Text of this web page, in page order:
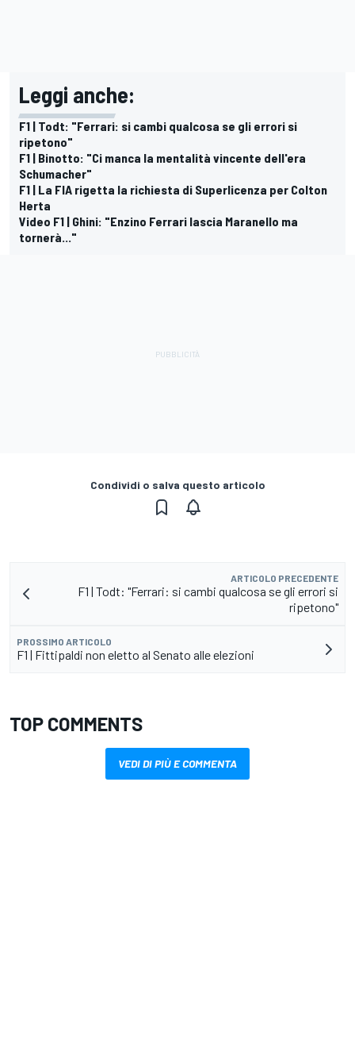
Leggi anche:
F1 | Todt: "Ferrari: si cambi qualcosa se gli errori si
ripetono"
F1 | Binotto: "Ci manca la mentalità vincente dell'era
Schumacher"
F1 | La FIA rigetta la richiesta di Superlicenza per Colton
Herta
Video F1 | Ghini: "Enzino Ferrari lascia Maranello ma
tornerà..."
Condividi o salva questo articolo
ARTICOLO PRECEDENTE
F1 | Todt: "Ferrari: si cambi qualcosa se gli errori si
ripetono"
PROSSIMO ARTICOLO
F1 | Fittipaldi non eletto al Senato alle elezioni
TOP COMMENTS
VEDI DI PIÙ E COMMENTA